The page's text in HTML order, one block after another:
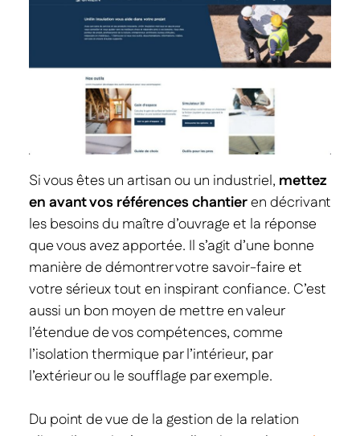
Si vous êtes un artisan ou un industriel, mettez
en avant vos références chantieren décrivant
les besoins du maître d’ouvrage et la réponse
que vous avez apportée. Il s’agit d’une bonne
manière de démontrer votre savoir-faire et
votre sérieux tout en inspirant confiance. C’est
aussi un bon moyen de mettre en valeur
l’étendue de vos compétences, comme
l’isolation thermique par l’intérieur, par
l’extérieur ou le soufflage par exemple.
Du point de vue de la gestion de la relation